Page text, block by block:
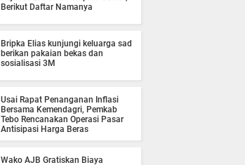
Berikut Daftar Namanya
Bripka Elias kunjungi keluarga sad
berikan pakaian bekas dan
sosialisasi 3M
Usai Rapat Penanganan Inflasi
Bersama Kemendagri, Pemkab
Tebo Rencanakan Operasi Pasar
Antisipasi Harga Beras
Wako AJB Gratiskan Biaya